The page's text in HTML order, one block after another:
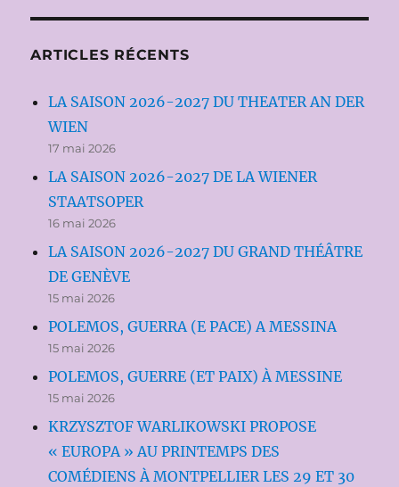
ARTICLES RÉCENTS
LA SAISON 2026-2027 DU THEATER AN DER
WIEN
17 mai 2026
LA SAISON 2026-2027 DE LA WIENER
STAATSOPER
16 mai 2026
LA SAISON 2026-2027 DU GRAND THÉÂTRE
DE GENÈVE
15 mai 2026
POLEMOS, GUERRA (E PACE) A MESSINA
15 mai 2026
POLEMOS, GUERRE (ET PAIX) À MESSINE
15 mai 2026
KRZYSZTOF WARLIKOWSKI PROPOSE
« EUROPA » AU PRINTEMPS DES
COMÉDIENS À MONTPELLIER LES 29 ET 30